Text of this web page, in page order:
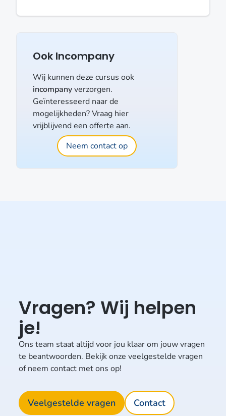
Ook Incompany
Wij kunnen deze cursus ook
incompanyverzorgen.
Geïnteresseerd naar de
mogelijkheden? Vraag hier
vrijblijvend een offerte aan.
Neem contact op
Vragen? Wij helpen
je!
Ons team staat altijd voor jou klaar om jouw vragen
te beantwoorden. Bekijk onze veelgestelde vragen
of neem contact met ons op!
Veelgestelde vragen Contact